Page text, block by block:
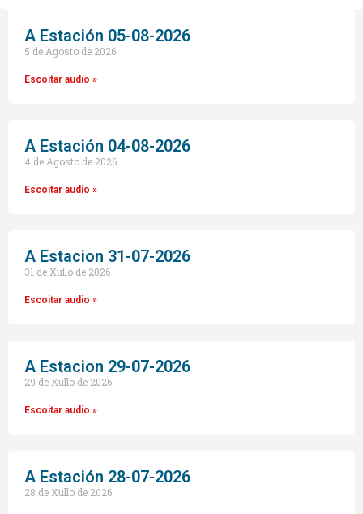
A Estación 05-08-2026
5 de Agosto de 2026
Escoitar audio »
A Estación 04-08-2026
4 de Agosto de 2026
Escoitar audio »
A Estacion 31-07-2026
31 de Xullo de 2026
Escoitar audio »
A Estacion 29-07-2026
29 de Xullo de 2026
Escoitar audio »
A Estación 28-07-2026
28 de Xullo de 2026